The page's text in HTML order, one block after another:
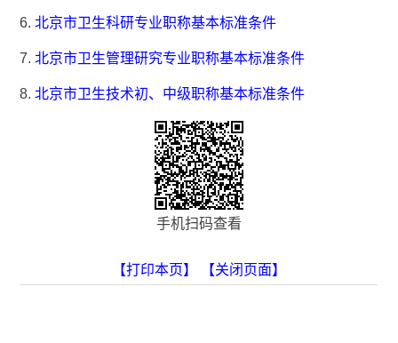
6.北京市卫生科研专业职称基本标准条件
7.北京市卫生管理研究专业职称基本标准条件
8.北京市卫生技术初、中级职称基本标准条件
手机扫码查看
【打印本页】 【关闭页面】